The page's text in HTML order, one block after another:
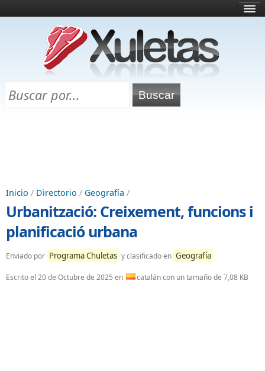
¿Qué es esto?
Directorio
Chuletas para exámenes
Inicio / Directorio / Geografía /
Urbanització: Creixement, funcions i
planificació urbana
Enviado por Programa Chuletas y clasificado en Geografía
Escrito el 20 de Octubre de 2025 en catalán con un tamaño de 7,08 KB